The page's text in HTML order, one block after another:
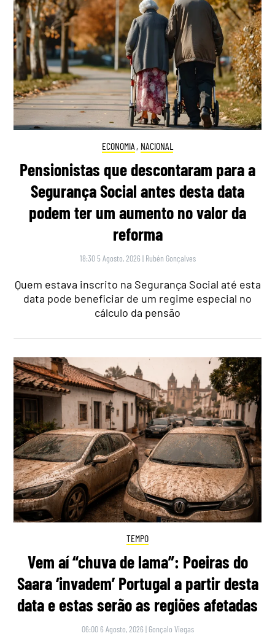
ECONOMIA , NACIONAL
Pensionistas que descontaram para a
Segurança Social antes desta data
podem ter um aumento no valor da
reforma
18:30 5 Agosto, 2026 | Rubén Gonçalves
Quem estava inscrito na Segurança Social até esta
data pode beneficiar de um regime especial no
cálculo da pensão
TEMPO
Vem aí “chuva de lama”: Poeiras do
Saara ‘invadem’ Portugal a partir desta
data e estas serão as regiões afetadas
06:00 6 Agosto, 2026 | Gonçalo Viegas